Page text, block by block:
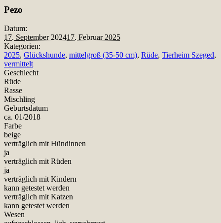
Pezo
Datum:
17. September 202417. Februar 2025
Kategorien:
2025, Glückshunde, mittelgroß (35-50 cm), Rüde, Tierheim Szeged,
vermittelt
Geschlecht
Rüde
Rasse
Mischling
Geburtsdatum
ca. 01/2018
Farbe
beige
verträglich mit Hündinnen
ja
verträglich mit Rüden
ja
verträglich mit Kindern
kann getestet werden
verträglich mit Katzen
kann getestet werden
Wesen